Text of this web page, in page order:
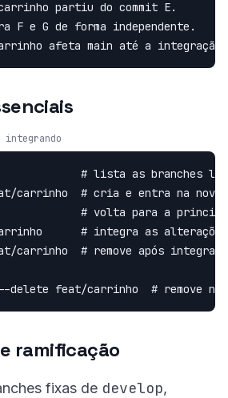
partiu do commit E.
F e G de forma independente.
afeta main até a integração.
integrando
# lista as branches
carrinho  # cria e entra na nova
# volta para a
# integra as alterações
carrinho  # remove após integrar
feat/carrinho  # remove no
ramificação
fixas de develop,